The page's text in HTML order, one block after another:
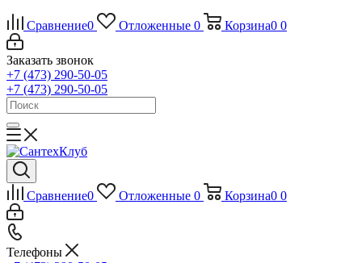
Сравнение0 Отложенные 0 Корзина0 0
Заказать звонок
+7 (473) 290-50-05
+7 (473) 290-50-05
Сравнение0 Отложенные 0 Корзина0 0
Телефоны